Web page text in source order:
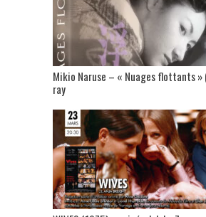
Mikio Naruse – « Nuages flottants
ray